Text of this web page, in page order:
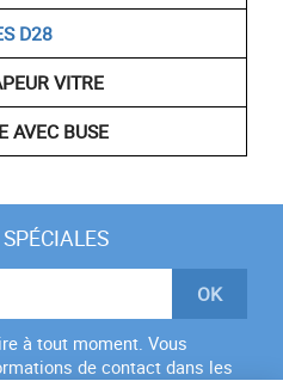
D28
VITRE
AVEC BUSE
à tout moment. Vous
de contact dans les